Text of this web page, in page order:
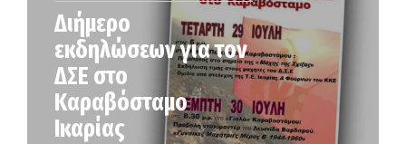
Διήμερο
εκδηλώσεων για τον
ΔΣΕ στο
Καραβόσταμο
Ικαρίας